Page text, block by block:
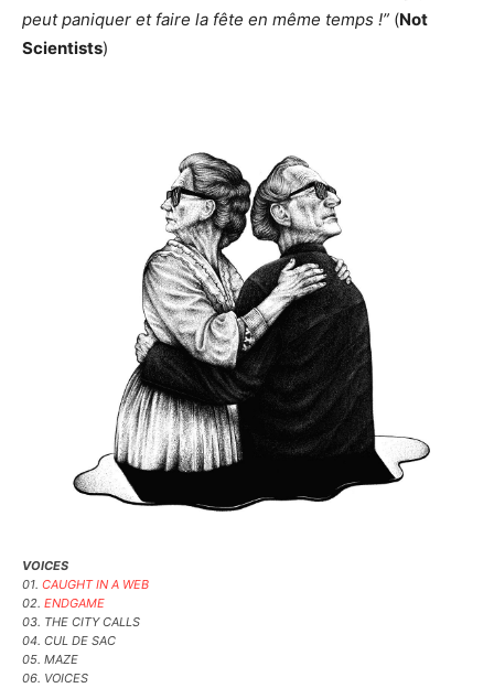
peut paniquer et faire la fête en même temps !” (Not
Scientists)
VOICES
01. CAUGHT IN A WEB
02. ENDGAME
03. THE CITY CALLS
04. CUL DE SAC
05. MAZE
06. VOICES